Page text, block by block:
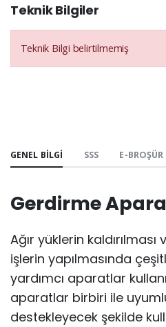
Teknik Bilgiler
Teknik Bilgi belirtilmemiş
GENEL BILGI SSS E-BROŞÜR
Gerdirme
Ağır yüklerin kaldırılması
işlerin yapılmasında
yardımcı aparatlar
aparatlar birbiri ile
destekleyecek şekilde